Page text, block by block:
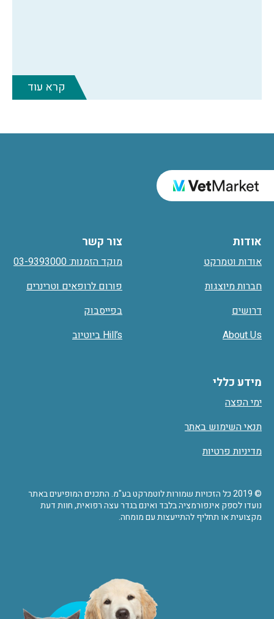
קרא עוד
אודות
אודות וטמרקט
חברות מיוצגות
דרושים
About Us
מידע כללי
ימי הפצה
תנאי השימוש באתר
מדיניות פרטיות
צור קשר
מוקד הזמנות: 03-9393000
פורום לרופאים וטרינרים
בפייסבוק
Hill’s ביוטיוב
© 2019 כל הזכויות שמורות לוטמרקט בע"מ. התכנים המופיעים באתר
נועדו לספק אינפורמציה בלבד ואינם בגדר עצה רפואית, חוות דעת
מקצועית או תחליף להתייעצות עם מומחה.